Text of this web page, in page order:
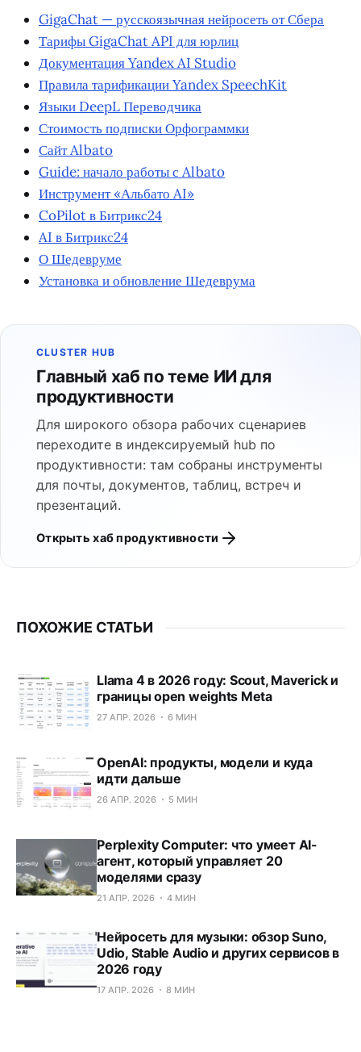
GigaChat — русскоязычная нейросеть от Сбера
Тарифы GigaChat API для юрлиц
Документация Yandex AI Studio
Правила тарификации Yandex SpeechKit
Языки DeepL Переводчика
Стоимость подписки Орфограммки
Сайт Albato
Guide: начало работы с Albato
Инструмент «Альбато AI»
CoPilot в Битрикс24
AI в Битрикс24
О Шедевруме
Установка и обновление Шедеврума
CLUSTER HUB
Главный хаб по теме ИИ для
продуктивности
Для широкого обзора рабочих сценариев
переходите в индексируемый hub по
продуктивности: там собраны инструменты
для почты, документов, таблиц, встреч и
презентаций.
Открыть хаб продуктивности
ПОХОЖИЕ СТАТЬИ
Llama 4 в 2026 году: Scout, Maverick и
границы open weights Meta
27 АПР. 2026 6 МИН
OpenAI: продукты, модели и куда
идти дальше
26 АПР. 2026 5 МИН
Perplexity Computer: что умеет AI-
агент, который управляет 20
моделями сразу
21 АПР. 2026 4 МИН
Нейросеть для музыки: обзор Suno,
Udio, Stable Audio и других сервисов в
2026 году
17 АПР. 2026 8 МИН